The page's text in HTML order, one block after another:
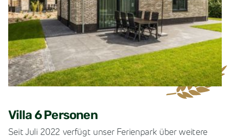
Villa 6 Personen
Seit Juli 2022 verfügt unser Ferienpark über weitere